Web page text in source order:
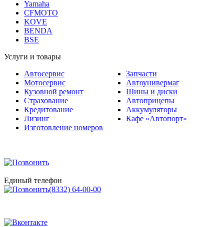
CFMOTO
KOVE
BENDA
BSE
Мотосервис
Кузовной ремонт
Страхование
Кредитование
Лизинг
Изготовление номеров
Автоунивермаг
Шины и диски
Автоприцепы
Аккумуляторы
Кафе «Автопорт»
(8332) 64-00-00